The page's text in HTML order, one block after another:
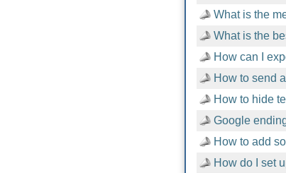
What is the
What is the
How can I
How to send
How to hide
Google
How to add
How do I set